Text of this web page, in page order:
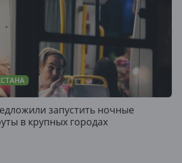
запустить ночные
в крупных городах